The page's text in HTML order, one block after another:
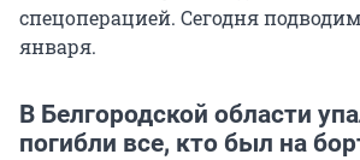
спецоперацией. Сегодня
января.
В Белгородской области
погибли все, кто был на